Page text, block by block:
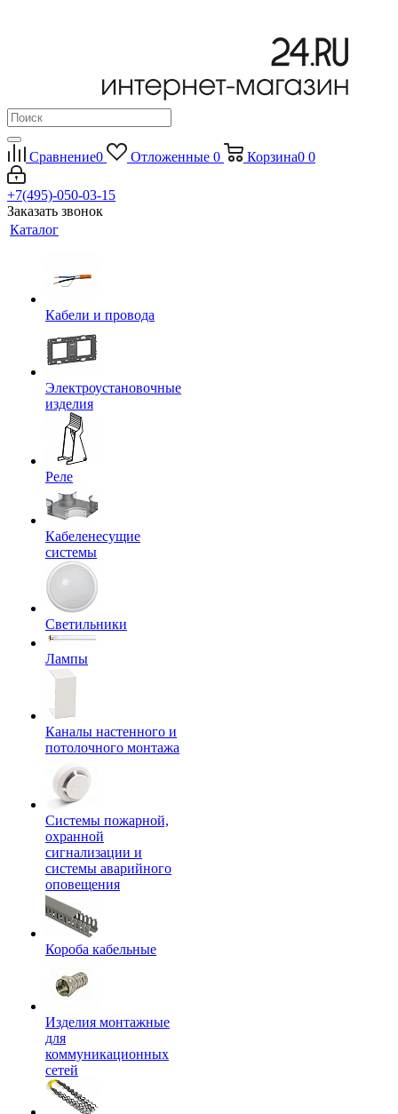
Сравнение0 Отложенные 0 Корзина0 0
+7(495)-050-03-15
Заказать звонок
Каталог
Кабели и провода
Электроустановочные
изделия
Реле
Кабеленесущие
системы
Светильники
Лампы
Каналы настенного и
потолочного монтажа
Системы пожарной,
охранной
сигнализации и
системы аварийного
оповещения
Короба кабельные
Изделия монтажные
для
коммуникационных
сетей